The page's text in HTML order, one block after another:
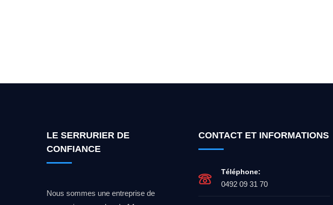
LE SERRURIER DE
CONFIANCE
Nous sommes une entreprise de
CONTACT ET INFORMATIONS
Téléphone:
0492 09 31 70